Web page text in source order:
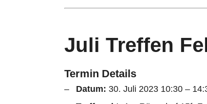
Juli Treffen
Termin Details
Datum: 30. Juli 2023 10:30 –